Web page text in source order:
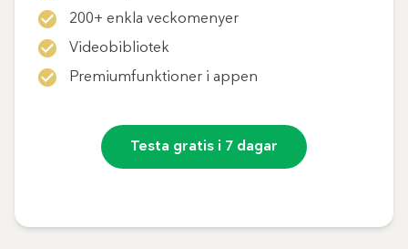
200+ enkla veckomenyer
Videobibliotek
Premiumfunktioner i appen
Testa gratis i 7 dagar